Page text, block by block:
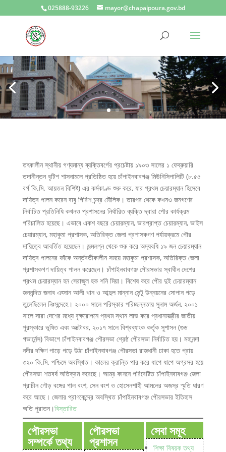
025888-93226 mayor@chapaipoura.gov.bd
তৎকালীন স্থানীয় গণ্যমান্য ব্যক্তিবর্গের প্রচেষ্টায় ১৯০৩ সালের ১ ফেব্রুয়ারি
তদানীন্তন বৃটিশ শাসনামলে প্রতিষ্ঠিত হয়ে চাঁপাইনবাবগঞ্জ মিউনিসিপালিটি (৮.৫৫
বর্গ কি.মি. আয়তন বিশিষ্ট) এর কর্মকাণ্ড শুরু করে, যার প্রথম চেয়ারম্যান হিসেবে
দায়িত্ব পালন করেন বাবু গিরিশ চন্দ্র মৌলিক। তারপর থেকে কখনও জনগণের
নির্বাচিত প্রতিনিধি কখনও প্রশাসনের নির্ধারিত ব্যক্তি দ্বারা পৌর কার্যক্রম
পরিচালিত হয়েছে। এভাবে একশ বছরে চেয়ারম্যান, ভারপ্রাপ্ত চেয়ারম্যান, ভাইস
চেয়ারম্যান, মহাকুমা প্রশাসক, অতিরিক্ত জেলা প্রশাসকগণ পর্যায়ক্রমে পৌর
দায়িত্বে আবর্তিত হয়েছেন। জন্মলগ্ন থেকে শুরু করে অদ্যবধি ১৯ জন চেয়ারম্যান
দায়িত্ব পালনের ফাঁকে অর্ন্তবর্তীকালীন সময়ে মহাকুমা প্রশাসক, অতিরিক্ত জেলা
প্রশাসকগণ দায়িত্ব পালন করেছেন। চাঁপাইনবাবগঞ্জ পৌরসভার স্বাধীন দেশের
প্রথম চেয়ারম্যান হন সেরাজুল হক শনি মিয়া। বিশেষ করে পৌর দুই চেয়ারম্যান
জননন্দিত জনাব এহ্সান আলী খান ও আব্দুল মান্নান সেন্টু উন্নয়নের সোপান গড়ে
তুলেছিলেন নিঃসন্দেহে। ২০০০ সালে পরিস্কার পরিচ্ছন্নতায় সুনাম অর্জন, ২০০১
সালে সারা দেশের মধ্যে বৃক্ষরোপনে প্রথম স্থান লাভ করে প্রধানমন্ত্রীর জাতীয়
পুরস্কারে ভূষিত এবং অক্টোবর, ২০১৭ সালে বিশ্বব্যাংক কর্তৃক সুশাসন (গুড
গভার্নেন্স) বিভাগে চাঁপাইনবাবগঞ্জ পৌরসভা শ্রেষ্ঠ পৌরসভা নির্বাচিত হয়। মহানন্দা
নদীর দক্ষিণ পাড়ে গড়ে উঠা চাঁপাইনবাবগঞ্জ পৌরসভা রাজধানী ঢাকা হতে প্রায়
৩২০ কি.মি. পশ্চিমে অবস্থিত। কালের ক্রান্তি পার করে ধাপে ধাপে অগ্রসর হয়ে
পৌরসভা শতবর্ষ অতিক্রম করেছে। আম্র কাননে পরিবেষ্টিত চাঁপাইনবাবগঞ্জ জেলা
প্রাচীন গৌড় বঙ্গের পাল বংশ, সেন বংশ ও হোসেনশাহী আমলের অজস্র স্মৃতি ধারণ
করে আছে। জেলার প্রাণকেন্দ্রে অবস্থিত চাঁপাইনবাবগঞ্জ পৌরসভার ইতিহাস
অতি পুরাতন।বিস্তারিত
পৌরসভা
সম্পর্কে তথ্য
সেবা সমূহ
শিক্ষা বিষয়ক তথ্য
পৌরসভা
প্রশাসন